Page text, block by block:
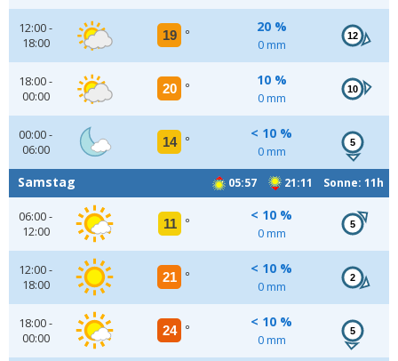
12:00 -
18:00
19 °
20 %
0 mm
12
18:00 -
00:00
20 °
10 %
0 mm
10
00:00 -
06:00
14 °
< 10 %
0 mm
5
05:57 21:11 Sonne: 11h
Samstag
06:00 -
12:00
11 °
< 10 %
0 mm
5
12:00 -
18:00
21 °
< 10 %
0 mm
2
18:00 -
00:00
24 °
< 10 %
0 mm
5